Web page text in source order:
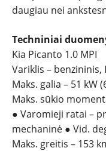
daugiau nei
Techniniai
Kia Picanto 1.0 MPI
Variklis –
Maks. galia – 51 kW
Maks. sūkio
● Varomieji ratai –
mechaninė ● Vid.
Maks. greitis – 153